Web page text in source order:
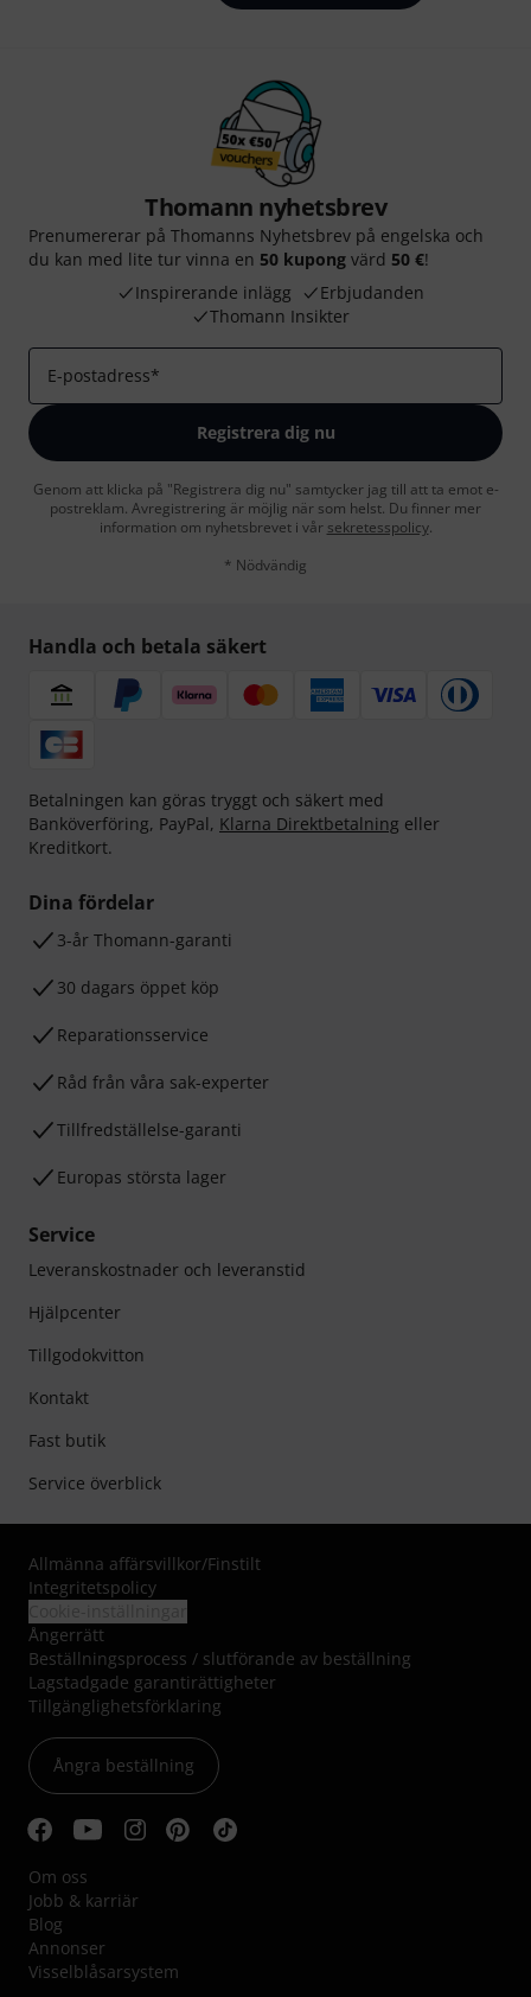
Thomann nyhetsbrev
Prenumererar på Thomanns Nyhetsbrev på engelska och
du kan med lite tur vinna en 50 kupong värd 50 €!
Inspirerande inlägg
Erbjudanden
Thomann Insikter
E-postadress*
Registrera dig nu
Genom att klicka på "Registrera dig nu" samtycker jag till att ta emot e-
postreklam. Avregistrering är möjlig när som helst. Du finner mer
information om nyhetsbrevet i vår sekretesspolicy.
* Nödvändig
Handla och betala säkert
Betalningen kan göras tryggt och säkert med
Banköverföring, PayPal, Klarna Direktbetalning eller
Kreditkort.
Dina fördelar
3-år Thomann-garanti
30 dagars öppet köp
Reparationsservice
Råd från våra sak-experter
Tillfredställelse-garanti
Europas största lager
Service
Leveranskostnader och leveranstid
Hjälpcenter
Tillgodokvitton
Kontakt
Fast butik
Service överblick
Allmänna affärsvillkor/Finstilt
Integritetspolicy
Ångerrätt
Beställningsprocess / slutförande av beställning
Lagstadgade garantirättigheter
Tillgänglighetsförklaring
Ångra beställning
Om oss
Jobb & karriär
Blog
Annonser
Visselblåsarsystem